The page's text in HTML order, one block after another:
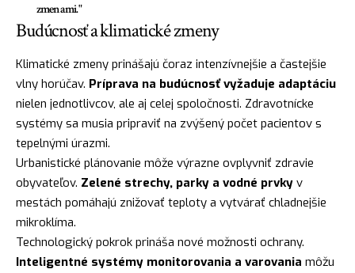
zmenami."
Budúcnosť a klimatické zmeny
Klimatické zmeny prinášajú čoraz intenzívnejšie a častejšie
vlny horúčav. Príprava na budúcnosť vyžaduje adaptáciu
nielen jednotlivcov, ale aj celej spoločnosti. Zdravotnícke
systémy sa musia pripraviť na zvýšený počet pacientov s
tepelnými úrazmi.
Urbanistické plánovanie môže výrazne ovplyvniť zdravie
obyvateľov. Zelené strechy, parky a vodné prvky v
mestách pomáhajú znižovať teploty a vytvárať chladnejšie
mikroklíma.
Technologický pokrok prináša nové možnosti ochrany.
Inteligentné systémy monitorovania a varovania môžu